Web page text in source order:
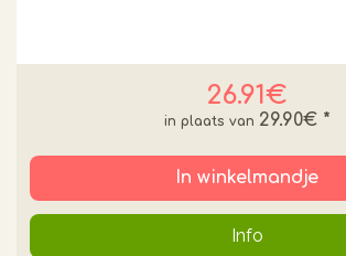
26.91€
29.90€ *
In winkelmandje
Info